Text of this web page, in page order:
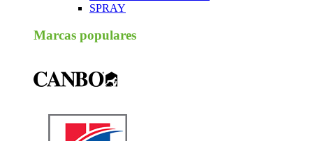
SPRAY
Marcas populares